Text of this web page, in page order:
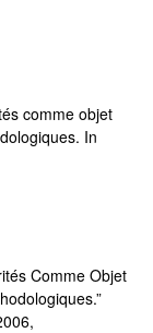
comme objet
In
Comme Objet